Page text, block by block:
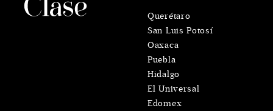
Querétaro
San Luis Potosí
Oaxaca
Puebla
Hidalgo
El Universal
Edomex